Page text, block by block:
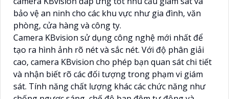
bảo vệ an ninh cho các khu vực như gia đình, văn
phòng, cửa hàng và công ty.
Camera KBvision sử dụng công nghệ mới nhất để
tạo ra hình ảnh rõ nét và sắc nét. Với độ phân giải
cao, camera KBvision cho phép bạn quan sát chi tiết
và nhận biết rõ các đối tượng trong phạm vi giám
sát. Tính năng chất lượng khác các chức năng như